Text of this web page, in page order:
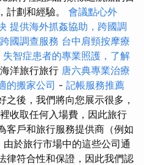
計劃和經驗。 會議點心外
提供海外抓姦協助，跨國調
國調查服務 台中肩頸按摩療
失智症患者的專業照護，了解
洋旅行旅行 唐六典專業治療
的搬家公司 - 記帳服務推薦
後，我們將向您展示很多，
收取任何入場費，因此旅行
客戶和旅行服務提供商（例如
於旅行市場中的這些公司通
律符合性和保證，因此我們認